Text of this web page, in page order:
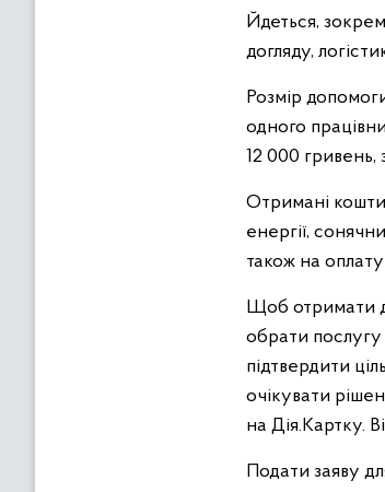
Йдеться,
догляду,
Розмір
одного
12 000 гривень,
Отримані кошти
енергії,
також на
Щоб отримати
обрати послугу
підтвердити
очікувати
на Дія.Картку.
Подати заяву